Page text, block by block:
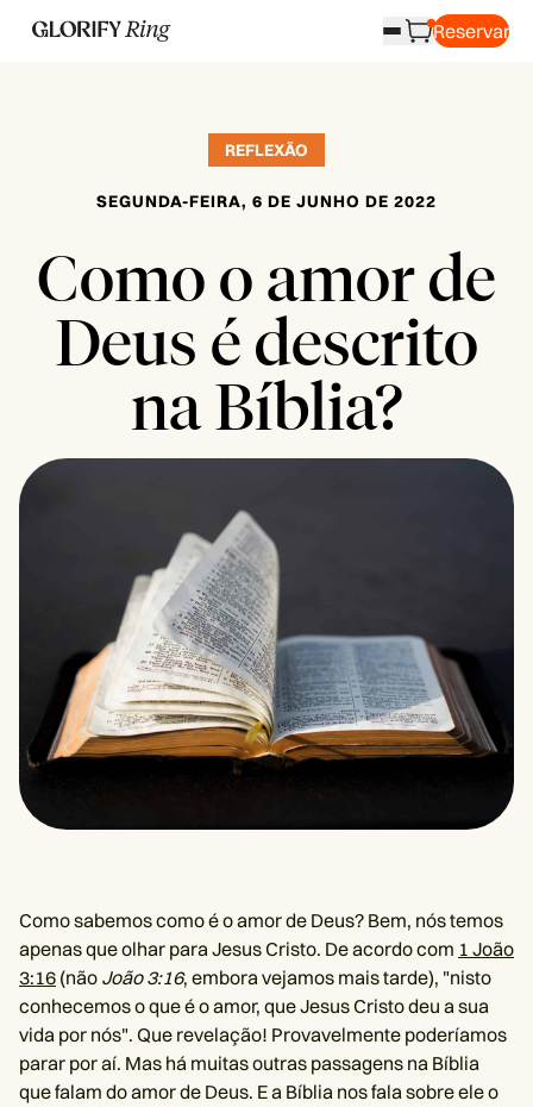
Reservar
REFLEXÃO
SEGUNDA-FEIRA, 6 DE JUNHO DE 2022
Como o amor de
Deus é descrito
na Bíblia?
Como sabemos como é o amor de Deus? Bem, nós temos
apenas que olhar para Jesus Cristo. De acordo com 1 João
3:16 (não João 3:16, embora vejamos mais tarde), "nisto
conhecemos o que é o amor, que Jesus Cristo deu a sua
vida por nós". Que revelação! Provavelmente poderíamos
parar por aí. Mas há muitas outras passagens na Bíblia
que falam do amor de Deus. E a Bíblia nos fala sobre ele o